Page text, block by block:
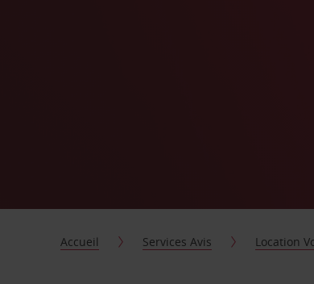
Accueil Services Avis Location